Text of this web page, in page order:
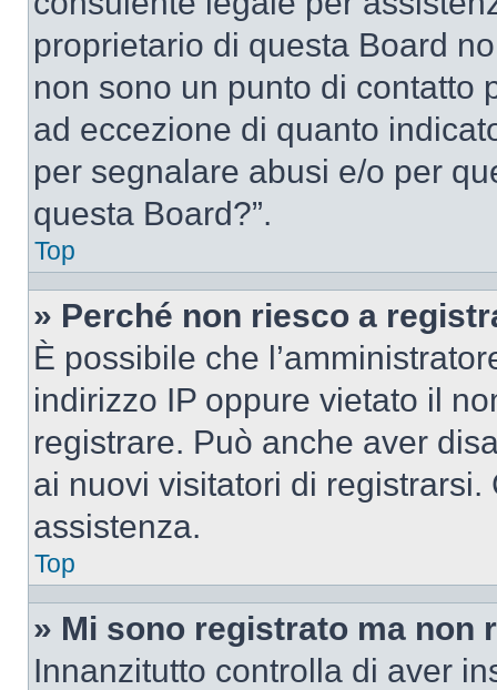
proprietario di questa Board
non sono un punto di contatto
ad eccezione di quanto
per segnalare abusi e/o per
questa Board?”.
Top
» Perché non riesco a
È possibile che
indirizzo IP oppure vietato il
registrare. Può anche aver
ai nuovi visitatori di
assistenza.
Top
» Mi sono registrato ma non
Innanzitutto controlla di aver